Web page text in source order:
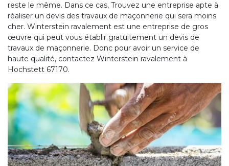
reste le même. Dans ce cas, Trouvez une entreprise apte à
réaliser un devis des travaux de maçonnerie qui sera moins
cher. Winterstein ravalement est une entreprise de gros
œuvre qui peut vous établir gratuitement un devis de
travaux de maçonnerie. Donc pour avoir un service de
haute qualité, contactez Winterstein ravalement à
Hochstett 67170.